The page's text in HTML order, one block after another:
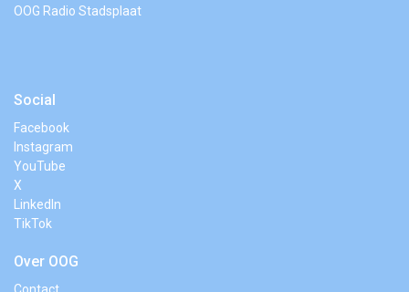
OOG Radio Stadsplaat
Social
Facebook
Instagram
YouTube
X
LinkedIn
TikTok
Over OOG